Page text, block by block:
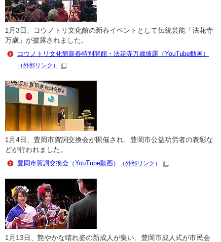
1月3日、コウノトリ文化館の新春イベントとして伝統芸能「法花寺
万歳」が披露されました。
コウノトリ文化館新春特別開館・法花寺万歳披露（YouTube動画）
（外部リンク）
1月4日、豊岡市賀詞交換会が開催され、豊岡市公益功労者の表彰な
どが行われました。
豊岡市賀詞交換会（YouTube動画）
（外部リンク）
1月13日、艶やかな晴れ姿の新成人が集い、豊岡市成人式が市民会